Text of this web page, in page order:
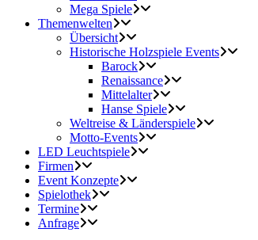
Mega Spiele
Themenwelten
Übersicht
Historische Holzspiele Events
Barock
Renaissance
Mittelalter
Hanse Spiele
Weltreise & Länderspiele
Motto-Events
LED Leuchtspiele
Firmen
Event Konzepte
Spielothek
Termine
Anfrage